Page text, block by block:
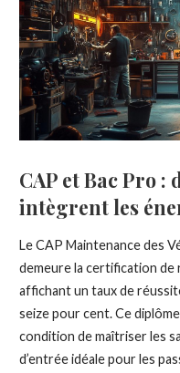
CAP et Bac Pro :
intègrent les
Le CAP Maintenance des
demeure la certification de
affichant un taux de
seize pour cent. Ce
condition de maîtriser les
d’entrée idéale pour les